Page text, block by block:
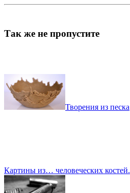
Так же не пропустите
Творения из песка
Картины из… человеческих костей.